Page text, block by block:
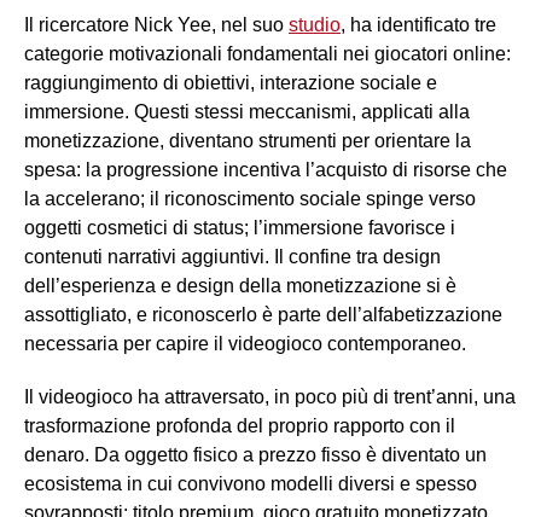
Il ricercatore Nick Yee, nel suo studio, ha identificato tre
categorie motivazionali fondamentali nei giocatori online:
raggiungimento di obiettivi, interazione sociale e
immersione. Questi stessi meccanismi, applicati alla
monetizzazione, diventano strumenti per orientare la
spesa: la progressione incentiva l’acquisto di risorse che
la accelerano; il riconoscimento sociale spinge verso
oggetti cosmetici di status; l’immersione favorisce i
contenuti narrativi aggiuntivi. Il confine tra design
dell’esperienza e design della monetizzazione si è
assottigliato, e riconoscerlo è parte dell’alfabetizzazione
necessaria per capire il videogioco contemporaneo.
Il videogioco ha attraversato, in poco più di trent’anni, una
trasformazione profonda del proprio rapporto con il
denaro. Da oggetto fisico a prezzo fisso è diventato un
ecosistema in cui convivono modelli diversi e spesso